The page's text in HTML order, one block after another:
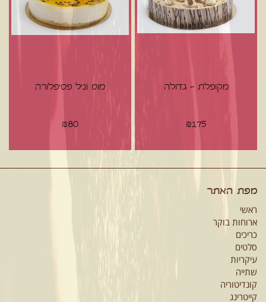
מקופלת - גדולה
₪175
מוס וניל פסיפלורה
₪80
מפת האתר
ראשי
ארוחות בוקר
כריכים
סלטים
עיקריות
שתייה
קונדיטוריה
קייטרינג